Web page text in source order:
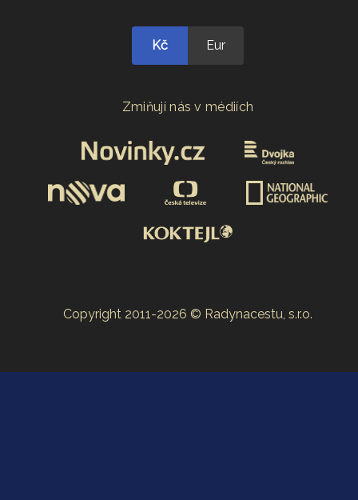
Kč Eur
Zmiňují nás v médiích
Copyright 2011-2026 © Radynacestu, s.r.o.